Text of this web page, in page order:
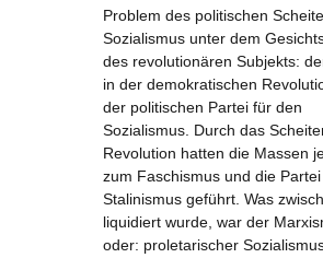
Problem des politischen
Sozialismus unter dem
des revolutionären Subjekts:
in der demokratischen
der politischen Partei für den
Sozialismus. Durch das
Revolution hatten die Massen
zum Faschismus und die
Stalinismus geführt. Was
liquidiert wurde, war der
oder: proletarischer